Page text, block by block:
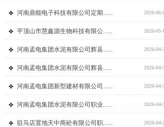
河南鼎能电子科技有限公司定期...... 2026-06-
平顶山市慧鑫源生物科技有限公...... 2026-05-
河南孟电集团水泥有限公司辉县...... 2026-04-
河南孟电集团水泥有限公司辉县...... 2026-04-
河南孟电集团新型建材有限公司...... 2026-04-
河南孟电集团水泥有限公司职业...... 2026-04-
驻马店置地天中商砼有限公司职...... 2026-04-